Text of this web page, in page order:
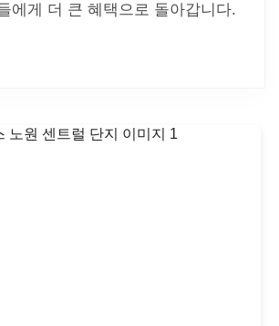
에게 더 큰 혜택으로 돌아갑니다.